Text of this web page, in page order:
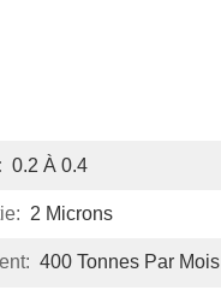
0.2 À 0.4
2 Microns
400 Tonnes Par Mois